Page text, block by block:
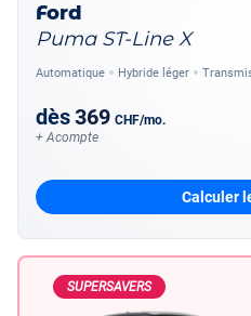
Ford
Puma ST-Line X
Automatique Hybride léger
dès369 CHF/mo.
+ Acompte
Calculer
SUPERSAVERS